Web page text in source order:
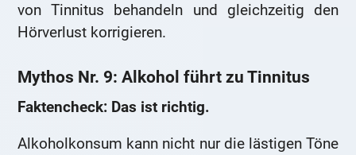
von Tinnitus behandeln und gleichzeitig den
Hörverlust korrigieren.
Mythos Nr. 9: Alkohol führt zu Tinnitus
Faktencheck: Das ist richtig.
Alkoholkonsum kann nicht nur die lästigen Töne